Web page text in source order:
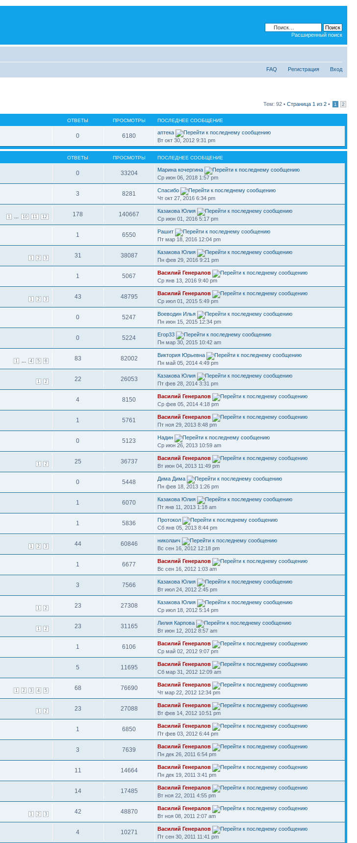
Расширенный поиск
FAQ Регистрация Вход
Тем: 92 • Страница 1 из 2 • 1 2
ОТВЕТЫ ПРОСМОТРЫ ПОСЛЕДНЕЕ СООБЩЕНИЕ
0 6180
аптека
Вт окт 30, 2012 9:31 pm
ОТВЕТЫ ПРОСМОТРЫ ПОСЛЕДНЕЕ СООБЩЕНИЕ
0 33204
Марина кочергина
Ср июн 06, 2018 1:57 pm
3 8281
Спасибо
Чт окт 27, 2016 6:34 pm
1 10 11 12 178 140667
Казакова Юлия
Ср июн 01, 2016 5:17 pm
1 6550
Рашит
Пт мар 18, 2016 12:04 pm
1 2 3 31 38087
Казакова Юлия
Пн фев 29, 2016 9:21 pm
1 5067
Василий Генералов
Ср янв 13, 2016 9:40 pm
1 2 3 43 48795
Василий Генералов
Ср июл 01, 2015 5:49 pm
0 5247
Воеводин Илья
Пн июн 15, 2015 12:34 pm
0 5224
Егор33
Пн мар 30, 2015 10:42 am
1 4 5 6 83 82002
Виктория Юрьевна
Пн май 05, 2014 4:49 pm
1 2 22 26053
Казакова Юлия
Пт фев 28, 2014 3:31 pm
4 8150
Василий Генералов
Ср фев 05, 2014 4:18 pm
1 5761
Василий Генералов
Пт ноя 29, 2013 8:48 pm
0 5123
Надин
Ср июн 26, 2013 10:59 am
1 2 25 36737
Василий Генералов
Вт июн 04, 2013 11:49 pm
0 5448
Дима Дима
Пн фев 18, 2013 1:26 pm
1 6070
Казакова Юлия
Пт янв 11, 2013 1:18 am
1 5836
Протокол
Сб янв 05, 2013 8:44 pm
1 2 3 44 60846
николаич
Вс сен 16, 2012 12:18 pm
1 6677
Василий Генералов
Вс сен 16, 2012 1:03 am
3 7566
Казакова Юлия
Вт июл 24, 2012 2:45 pm
1 2 23 27308
Казакова Юлия
Ср июл 18, 2012 5:14 pm
1 2 23 31165
Лилия Карпова
Вт июн 12, 2012 8:57 am
1 6106
Василий Генералов
Ср май 02, 2012 9:07 pm
5 11695
Василий Генералов
Сб мар 31, 2012 12:09 am
1 2 3 4 5 68 76690
Василий Генералов
Чт мар 22, 2012 12:34 pm
1 2 23 27088
Василий Генералов
Вт фев 14, 2012 10:51 pm
1 6850
Василий Генералов
Пт фев 03, 2012 6:44 pm
3 7639
Василий Генералов
Пн дек 26, 2011 6:54 pm
11 14664
Василий Генералов
Пн дек 19, 2011 3:41 pm
14 17485
Василий Генералов
Вт ноя 22, 2011 4:55 pm
1 2 3 42 48870
Василий Генералов
Вт ноя 08, 2011 2:07 am
4 10271
Василий Генералов
Пт сен 30, 2011 11:41 pm